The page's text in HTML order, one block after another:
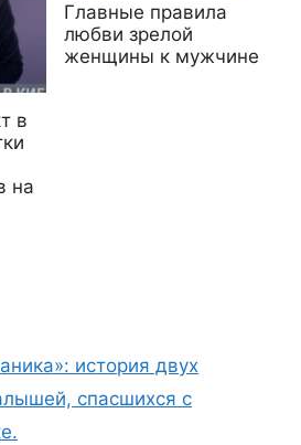
в
на
Главные правила
любви зрелой
женщины к мужчине
история двух
спасшихся с